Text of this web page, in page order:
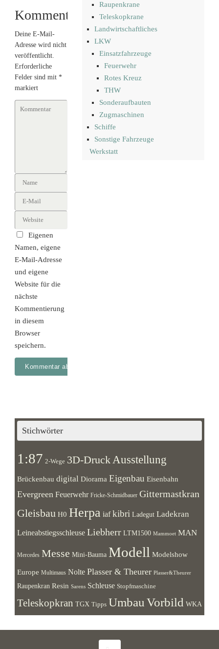
Kommentar
Deine E-Mail-
Adresse wird nicht
veröffentlicht.
Erforderliche
Felder sind mit *
markiert
Eigenen
Namen, eigene
E-Mail-Adresse
und eigene
Website für die
nächste
Kommentierung
in diesem
Browser
speichern.
Raupenkrane
Teleskopkrane
Landwirtschaftliches
LKW
Einsatzfahrzeuge
Feuerwehr
Rotes Kreuz
THW
Sonderaufbauten
Zugmaschinen
Schiffe
Sonstige Fahrzeuge
Werkstatt
Stichwörter
1:87 2-Wege 3D-DruckAusstellung
Brückenbau digital Diorama Eigenbau Eisenbahn
Evergreen Feuerwehr Fricke-Schmidbauer Gittermastkran
Gleisbau H0 Herpa iaf kibri Ladegut Ladekran
Leineabstiegsschleuse Liebherr LTM1500 Mammoet MAN
Mercedes Messe Mini-Bauma Modell Modelshow
Europe Multimaus Nolte Plasser & Theurer Plasser&Theurer
Raupenkran Resin Sarens Schleuse Stopfmaschine
Teleskopkran TGX Tipps Umbau Vorbild WKA